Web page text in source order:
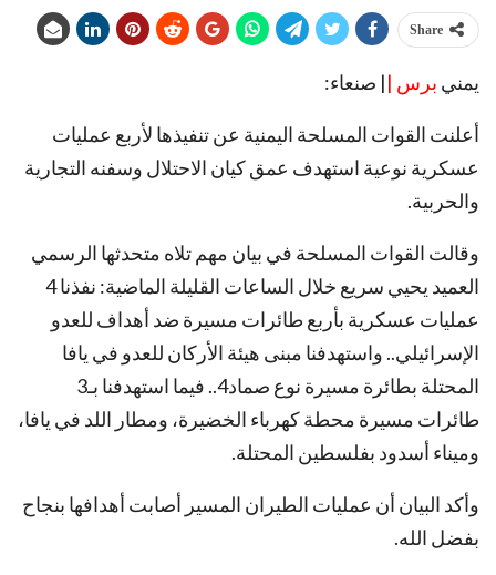
Share
يمني برس || صنعاء:
أعلنت القوات المسلحة اليمنية عن تنفيذها لأربع عمليات
عسكرية نوعية استهدف عمق كيان الاحتلال وسفنه التجارية
والحربية.
وقالت القوات المسلحة في بيان مهم تلاه متحدثها الرسمي
العميد يحيي سريع خلال الساعات القليلة الماضية: نفذنا 4
عمليات عسكرية بأربع طائرات مسيرة ضد أهداف للعدو
الإسرائيلي.. واستهدفنا مبنى هيئة الأركان للعدو في يافا
المحتلة بطائرة مسيرة نوع صماد4.. فيما استهدفنا بـ3
طائرات مسيرة محطة كهرباء الخضيرة، ومطار اللد في يافا،
وميناء أسدود بفلسطين المحتلة.
وأكد البيان أن عمليات الطيران المسير أصابت أهدافها بنجاح
بفضل الله.